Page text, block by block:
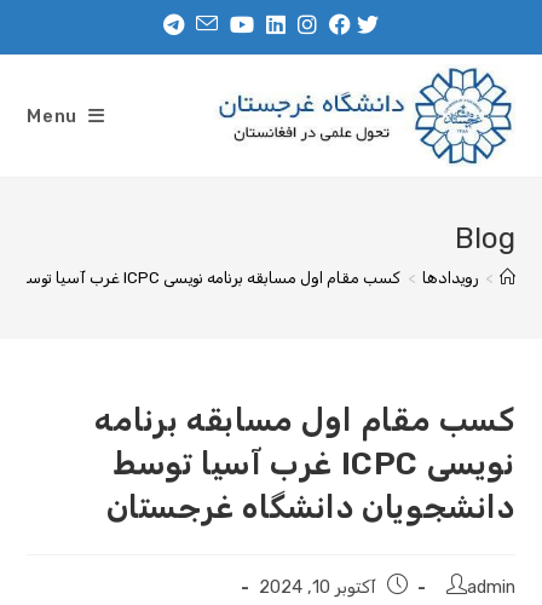
Menu
Blog
> رویدادها > کسب مقام اول مسابقه برنامه نویسی ICPC غرب آسیا توسط دانشجویان دانشگاه غرجستان
کسب مقام اول مسابقه برنامه
نویسی ICPC غرب آسیا توسط
دانشجویان دانشگاه غرجستان
admin
آکتوبر 10, 2024